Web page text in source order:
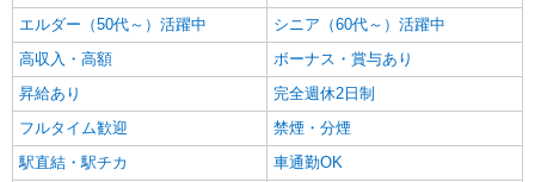
エルダー（50代～）活躍中
シニア（60代～）活躍中
高収入・高額
ボーナス・賞与あり
昇給あり
完全週休2日制
フルタイム歓迎
禁煙・分煙
駅直結・駅チカ
車通勤OK